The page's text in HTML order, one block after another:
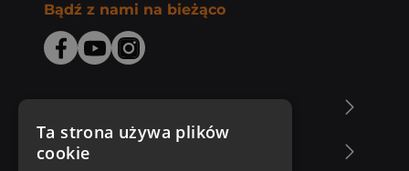
Bądź z nami na bieżąco
Zakupy u nas
Ta strona używa plików
cookie